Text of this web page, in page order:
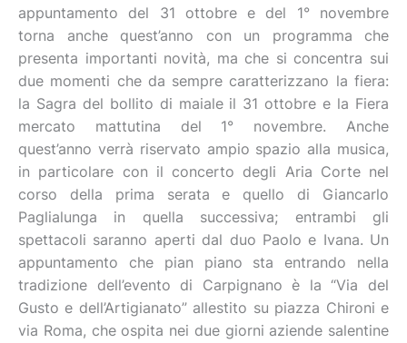
appuntamento del 31 ottobre e del 1° novembre
torna anche quest’anno con un programma che
presenta importanti novità, ma che si concentra sui
due momenti che da sempre caratterizzano la fiera:
la Sagra del bollito di maiale il 31 ottobre e la Fiera
mercato mattutina del 1° novembre. Anche
quest’anno verrà riservato ampio spazio alla musica,
in particolare con il concerto degli Aria Corte nel
corso della prima serata e quello di Giancarlo
Paglialunga in quella successiva; entrambi gli
spettacoli saranno aperti dal duo Paolo e Ivana. Un
appuntamento che pian piano sta entrando nella
tradizione dell’evento di Carpignano è la “Via del
Gusto e dell’Artigianato” allestito su piazza Chironi e
via Roma, che ospita nei due giorni aziende salentine